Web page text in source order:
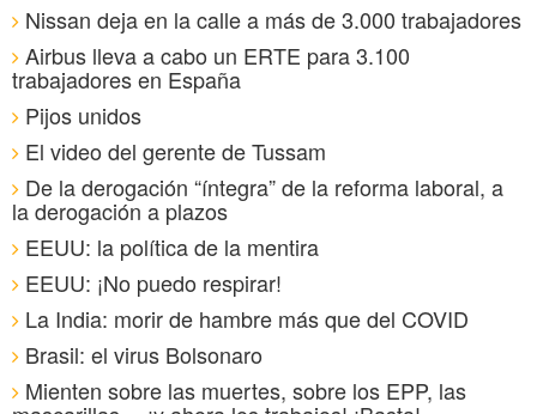
Nissan deja en la calle a más de 3.000 trabajadores
Airbus lleva a cabo un ERTE para 3.100
trabajadores en España
Pijos unidos
El video del gerente de Tussam
De la derogación “íntegra” de la reforma laboral, a
la derogación a plazos
EEUU: la política de la mentira
EEUU: ¡No puedo respirar!
La India: morir de hambre más que del COVID
Brasil: el virus Bolsonaro
Mienten sobre las muertes, sobre los EPP, las